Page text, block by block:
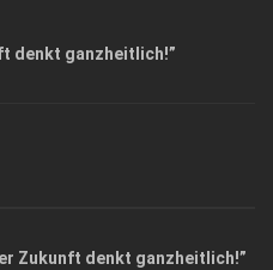
denkt ganzheitlich!”
Zukunft denkt ganzheitlich!”